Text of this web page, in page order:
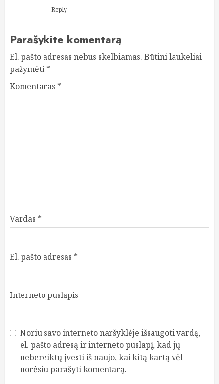
Reply
Parašykite komentarą
El. pašto adresas nebus skelbiamas. Būtini laukeliai
pažymėti *
Komentaras *
Vardas *
El. pašto adresas *
Interneto puslapis
Noriu savo interneto naršyklėje išsaugoti vardą,
el. pašto adresą ir interneto puslapį, kad jų
nebereiktų įvesti iš naujo, kai kitą kartą vėl
norėsiu parašyti komentarą.